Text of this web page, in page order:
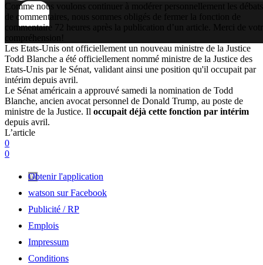
Comme nous voulons continuer à modérer personnellement les débats
de commentaires, nous sommes obligés de fermer la fonction de
commentaire 72 heures après la publication d’un article. Merci de
compréhension!
Les Etats-Unis ont officiellement un nouveau ministre de la Justice
Todd Blanche a été officiellement nommé ministre de la Justice des
Etats-Unis par le Sénat, validant ainsi une position qu'il occupait par
intérim depuis avril.
Le Sénat américain a approuvé samedi la nomination de Todd
Blanche, ancien avocat personnel de Donald Trump, au poste de
ministre de la Justice. Il occupait déjà cette fonction par intérim
depuis avril.
L’article
0
0
Obtenir l'application
watson sur Facebook
Publicité / RP
Emplois
Impressum
Conditions